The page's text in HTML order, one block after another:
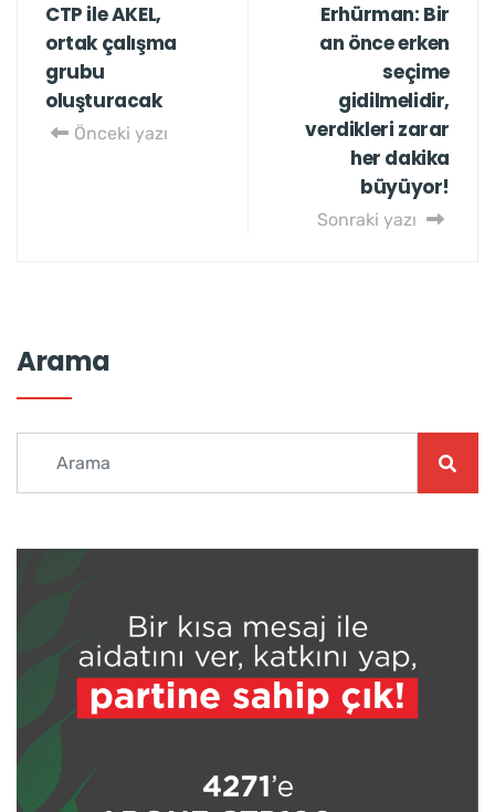
CTP ile AKEL,
ortak çalışma
grubu
oluşturacak
Önceki yazı
Erhürman: Bir
an önce erken
seçime
gidilmelidir,
verdikleri zarar
her dakika
büyüyor!
Sonraki yazı
Arama